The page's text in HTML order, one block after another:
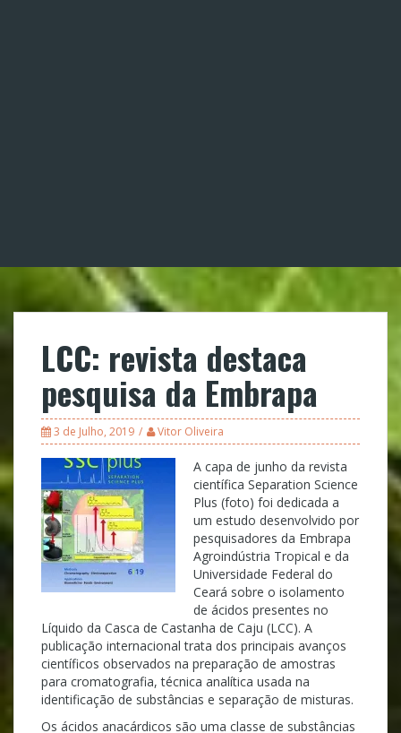
LCC: revista destaca
pesquisa da Embrapa
3 de Julho, 2019 Vitor Oliveira
A capa de junho da revista
científica Separation Science
Plus (foto) foi dedicada a
um estudo desenvolvido por
pesquisadores da Embrapa
Agroindústria Tropical e da
Universidade Federal do
Ceará sobre o isolamento
de ácidos presentes no
Líquido da Casca de Castanha de Caju (LCC). A
publicação internacional trata dos principais avanços
científicos observados na preparação de amostras
para cromatografia, técnica analítica usada na
identificação de substâncias e separação de misturas.
Os ácidos anacárdicos são uma classe de substâncias